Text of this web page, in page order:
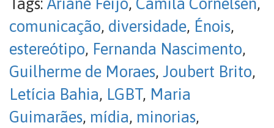
Tags: Ariane Feijó, Camila Cornelsen,
comunicação, diversidade, Énois,
estereótipo, Fernanda Nascimento,
Guilherme de Moraes, Joubert Brito,
Letícia Bahia, LGBT, Maria
Guimarães, mídia, minorias,